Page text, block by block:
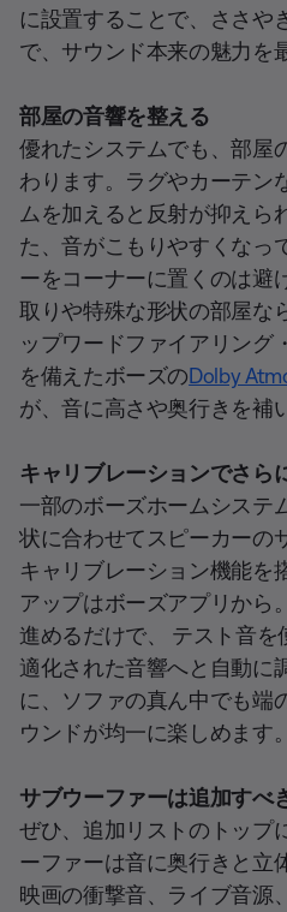
に設置することで、ささや
で、サウンド本来の魅力を
部屋の音響を整える
優れたシステムでも、部屋
わります。ラグやカーテン
ムを加えると反射が抑えら
た、音がこもりやすくなっ
ーをコーナーに置くのは避
取りや特殊な形状の部屋な
ップワードファイアリング
を備えたボーズのDolby
が、音に高さや奥行きを補
キャリブレーションでさら
一部のボーズホームシステ
状に合わせてスピーカーの
キャリブレーション機能を
アップはボーズアプリから
進めるだけで、 テスト音
適化された音響へと自動に
に、ソファの真ん中でも端
ウンドが均一に楽しめます。
サブウーファーは追加すべ
ぜひ、追加リストのトップ
ーファーは音に奥行きと立
映画の衝撃音、ライブ音源